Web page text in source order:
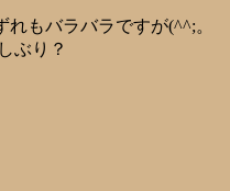
もバラバラですが(^^;。
ぶり？